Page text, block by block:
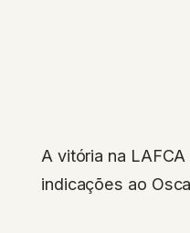
A vitória na
indicações ao